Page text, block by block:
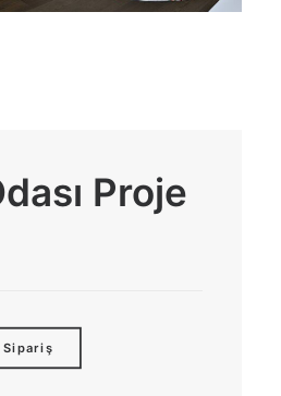
Proje
Sipariş